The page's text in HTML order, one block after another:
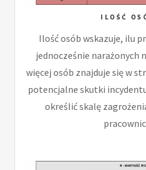
ILOŚĆ
Ilość osób wskazuje, ilu
jednocześnie narażonych
więcej osób znajduje się w
potencjalne skutki
określić skalę